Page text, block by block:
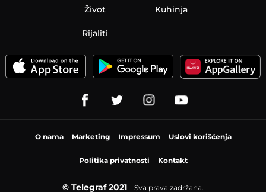
Život Kuhinja
Rijaliti
O nama Marketing Impressum Uslovi korišćenja
Politika privatnosti Kontakt
© Telegraf 2021 Sva prava zadržana.